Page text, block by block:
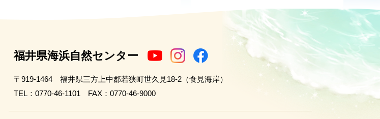
福井県海浜自然センター
〒919-1464 福井県三方上中郡若狭町世久見18-2（食見海岸）
TEL：0770-46-1101 FAX：0770-46-9000